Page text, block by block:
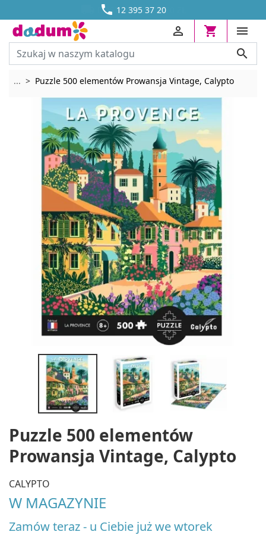
 12 395 37 20
DOSTAWA OD 13,70 ZŁ





... Rozwiń breadcrumbs
Puzzle 500 elementów Prowansja Vintage, Calypto
Puzzle 500 elementów
Prowansja Vintage, Calypto
CALYPTO
W MAGAZYNIE
Zamów teraz - u Ciebie już we wtorek